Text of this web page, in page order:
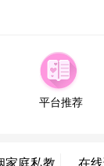
福建-厦门 159****4462
微信用户 凌乱小羊 通过
平台推荐